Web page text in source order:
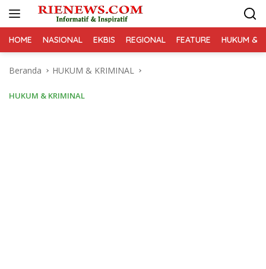
HOME NASIONAL EKBIS REGIONAL FEATURE HUKUM &
Beranda HUKUM & KRIMINAL
HUKUM & KRIMINAL